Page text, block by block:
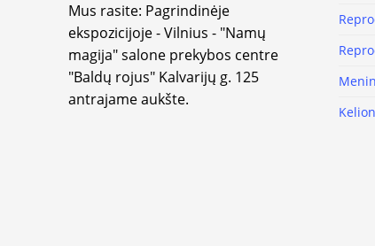
Mus rasite: Pagrindinėje
ekspozicijoje - Vilnius - "Namų
magija" salone prekybos centre
"Baldų rojus" Kalvarijų g. 125
antrajame aukšte.